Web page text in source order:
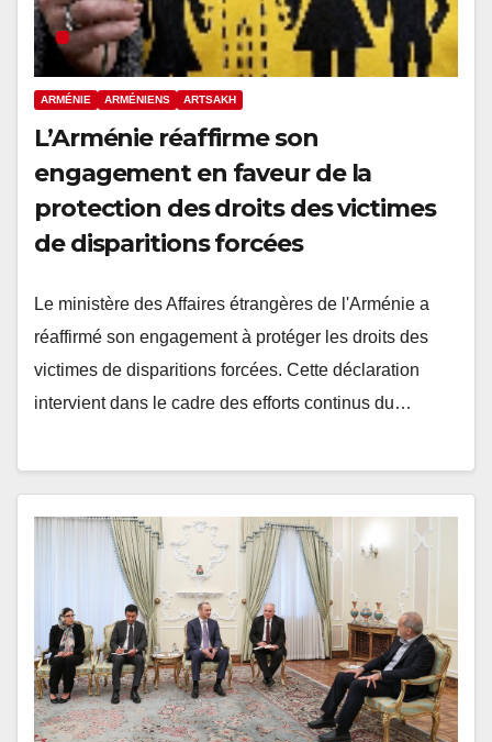
ARMÉNIE ARMÉNIENS ARTSAKH
L’Arménie réaffirme son
engagement en faveur de la
protection des droits des victimes
de disparitions forcées
Le ministère des Affaires étrangères de l'Arménie a
réaffirmé son engagement à protéger les droits des
victimes de disparitions forcées. Cette déclaration
intervient dans le cadre des efforts continus du…